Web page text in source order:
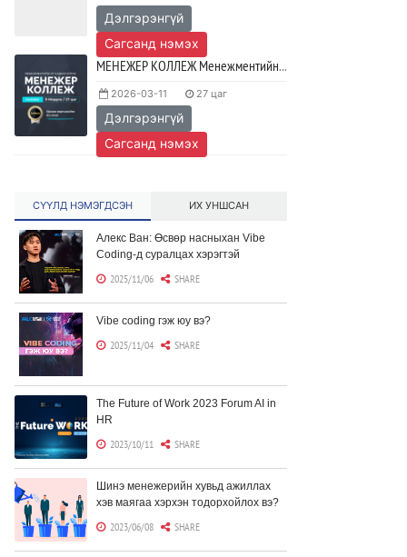
Дэлгэрэнгүй
Сагсанд нэмэх
МЕНЕЖЕР КОЛЛЕЖ Менежментийн ур чадварын сургалт
2026-03-11 27 цаг
Дэлгэрэнгүй
Сагсанд нэмэх
СҮҮЛД НЭМЭГДСЭН ИХ УНШСАН
Алекс Ван: Өсвөр насныхан Vibe
Coding-д суралцах хэрэгтэй
2025/11/06 SHARE
Vibe coding гэж юу вэ?
2025/11/04 SHARE
The Future of Work 2023 Forum AI in
HR
2023/10/11 SHARE
Шинэ менежерийн хувьд ажиллах
хэв маягаа хэрхэн тодорхойлох вэ?
2023/06/08 SHARE